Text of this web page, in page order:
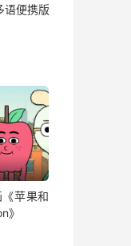
语便携版
苹果和
》